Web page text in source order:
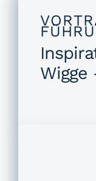
Wigge